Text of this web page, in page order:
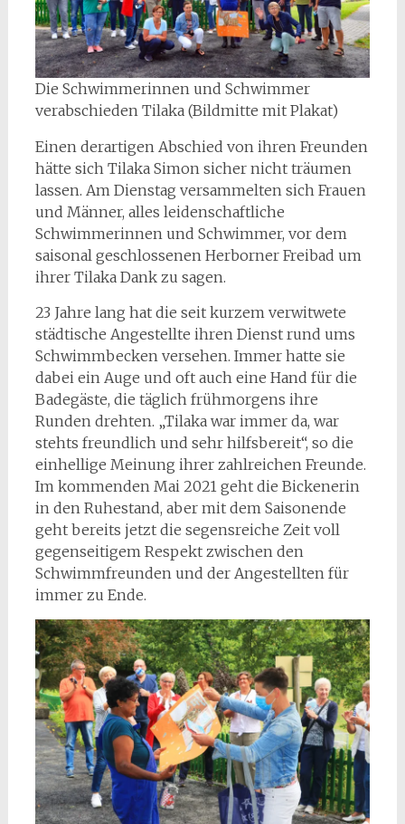
Die Schwimmerinnen und Schwimmer
verabschieden Tilaka (Bildmitte mit Plakat)
Einen derartigen Abschied von ihren Freunden
hätte sich Tilaka Simon sicher nicht träumen
lassen. Am Dienstag versammelten sich Frauen
und Männer, alles leidenschaftliche
Schwimmerinnen und Schwimmer, vor dem
saisonal geschlossenen Herborner Freibad um
ihrer Tilaka Dank zu sagen.
23 Jahre lang hat die seit kurzem verwitwete
städtische Angestellte ihren Dienst rund ums
Schwimmbecken versehen. Immer hatte sie
dabei ein Auge und oft auch eine Hand für die
Badegäste, die täglich frühmorgens ihre
Runden drehten. „Tilaka war immer da, war
stehts freundlich und sehr hilfsbereit“, so die
einhellige Meinung ihrer zahlreichen Freunde.
Im kommenden Mai 2021 geht die Bickenerin
in den Ruhestand, aber mit dem Saisonende
geht bereits jetzt die segensreiche Zeit voll
gegenseitigem Respekt zwischen den
Schwimmfreunden und der Angestellten für
immer zu Ende.